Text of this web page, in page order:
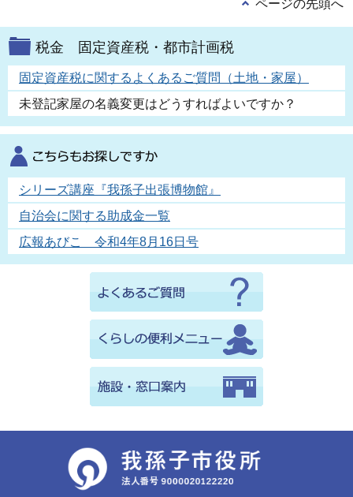
ページの先頭へ
税金 固定資産税・都市計画税
固定資産税に関するよくあるご質問（土地・家屋）
未登記家屋の名義変更はどうすればよいですか？
シリーズ講座『我孫子出張博物館』
自治会に関する助成金一覧
広報あびこ 令和4年8月16日号